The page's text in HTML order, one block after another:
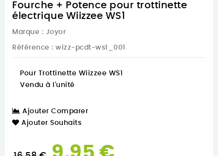
Fourche + Potence pour trottinette
électrique Wiizzee WS1
Marque : Joyor
Référence : wizz-pcdt-ws1_001
Pour Trottinette Wiizzee WS1
Vendu à l'unité
Ajouter Comparer
Ajouter Souhaits